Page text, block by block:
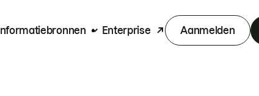
Informatiebronnen Enterprise Aanmelden